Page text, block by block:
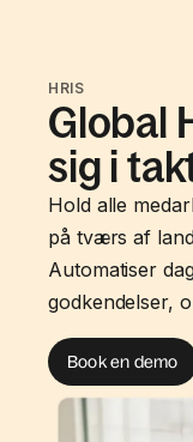
HRIS
Global
sig i
Hold alle
på tværs af
Automatiser
godkendelser,
Book en demo